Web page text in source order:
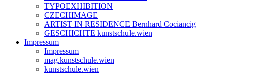
TYPOEXHIBITION
CZECHIMAGE
ARTIST IN RESIDENCE Bernhard Cociancig
GESCHICHTE kunstschule.wien
Impressum
Impressum
mag.kunstschule.wien
kunstschule.wien